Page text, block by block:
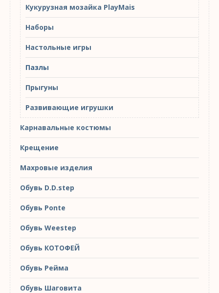
Кукурузная мозайка PlayMais
Наборы
Настольные игры
Пазлы
Прыгуны
Развивающие игрушки
Карнавальные костюмы
Крещение
Махровые изделия
Обувь D.D.step
Обувь Ponte
Обувь Weestep
Обувь КОТОФЕЙ
Обувь Рейма
Обувь Шаговита